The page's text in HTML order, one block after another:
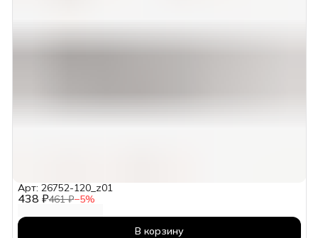
438 ₽461 ₽−5%
Арт: 26752-120_z01
В корзину